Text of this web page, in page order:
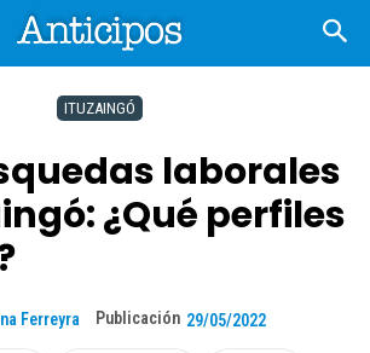
ITUZAINGÓ
laborales
¿Qué perfiles
Ferreyra Publicación 29/05/2022